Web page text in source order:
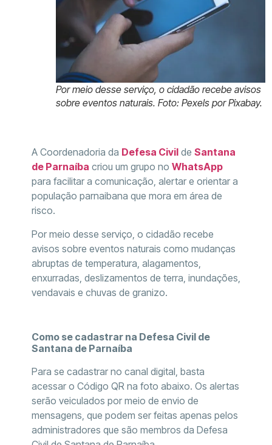
Por meio desse serviço, o cidadão recebe avisos
sobre eventos naturais. Foto: Pexels por Pixabay.
A Coordenadoria da Defesa Civilde Santana
de Parnaíba criou um grupo no WhatsApp
para facilitar a comunicação, alertar e orientar a
população parnaibana que mora em área de
risco.
Por meio desse serviço, o cidadão recebe
avisos sobre eventos naturais como mudanças
abruptas de temperatura, alagamentos,
enxurradas, deslizamentos de terra, inundações,
vendavais e chuvas de granizo.
Como se cadastrar na Defesa Civil de
Santana de Parnaíba
Para se cadastrar no canal digital, basta
acessar o Código QR na foto abaixo. Os alertas
serão veiculados por meio de envio de
mensagens, que podem ser feitas apenas pelos
administradores que são membros da Defesa